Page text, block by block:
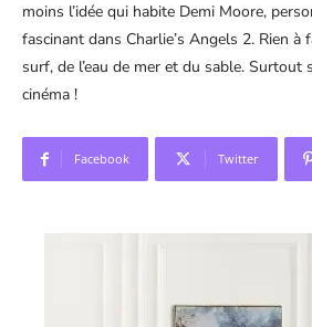
moins l’idée qui habite Demi Moore,
fascinant dans Charlie’s Angels 2. Rien à
surf, de l’eau de mer et du sable. Surtout
cinéma !
Facebook Twitter